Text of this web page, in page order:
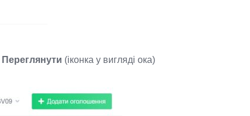
Переглянути (іконка у вигляді ока)